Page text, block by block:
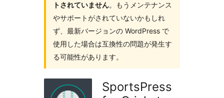
トされていません。もうメンテナンス
やサポートがされていないかもしれ
ず、最新バージョンの WordPress で
使用した場合は互換性の問題が発生す
る可能性があります。
SportsPress